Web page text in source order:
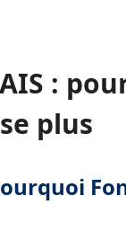
:
plus